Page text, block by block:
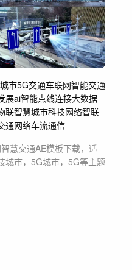
市5G交通车联网智能交通
展ai智能点线连接大数据
联智慧城市科技网络智联
通网络车流通信
慧交通AE模板下载，适
城市，5G城市，5G等主题